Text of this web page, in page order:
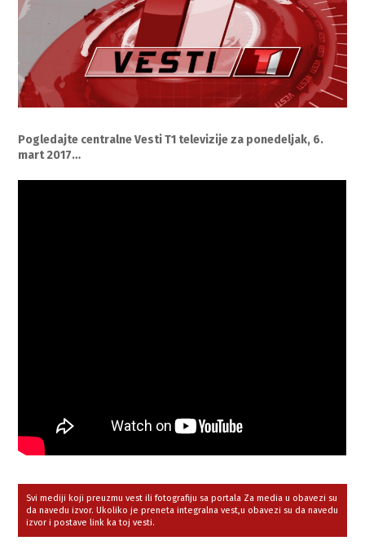
Pogledajte centralne Vesti T1 televizije za ponedeljak, 6.
mart 2017…
Svi mediji koji preuzmu vest ili fotografiju sa portala Za media u obavezi su
da navedu izvor. Ukoliko je preneta integralna vest,u obavezi su da navedu
izvor i postave link ka toj vesti.